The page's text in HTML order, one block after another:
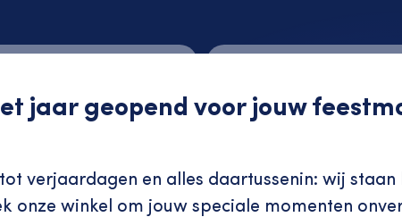
jaar geopend voor jouw
verjaardagen en alles daartussenin: wij
onze winkel om jouw speciale momenten